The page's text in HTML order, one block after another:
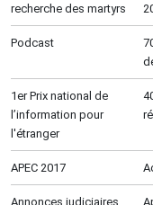
recherche des martyrs
Podcast
1er Prix national de
l’information pour
l'étranger
APEC 2017
Annonces judiciaires